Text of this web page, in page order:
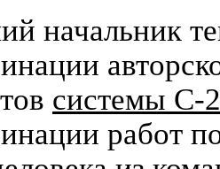
начальник
системы С-
работ